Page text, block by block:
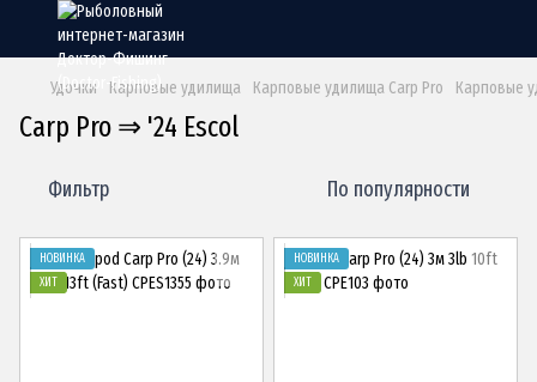
Удочки Карповые удилища Карповые удилища Carp Pro Карповые
Carp Pro ⇒ '24 Escol
Фильтр По популярности
НОВИНКА
ХИТ
НОВИНКА
ХИТ